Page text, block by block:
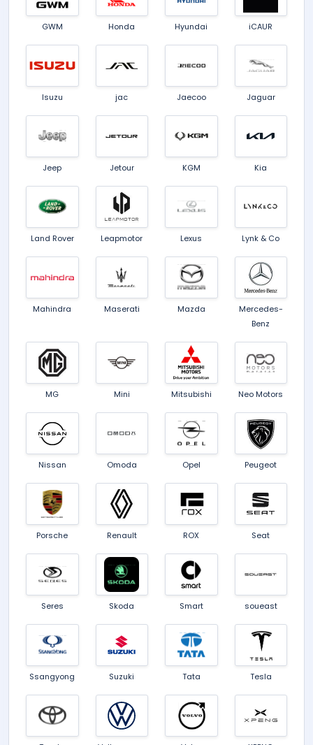
GWM Honda Hyundai iCAUR
Isuzu jac Jaecoo Jaguar
Jeep Jetour KGM Kia
Land Rover Leapmotor Lexus Lynk & Co
Mahindra Maserati Mazda
Mercedes-
Benz
MG Mini Mitsubishi Neo Motors
Nissan Omoda Opel Peugeot
Porsche Renault ROX Seat
Seres Skoda Smart soueast
Ssangyong Suzuki Tata Tesla